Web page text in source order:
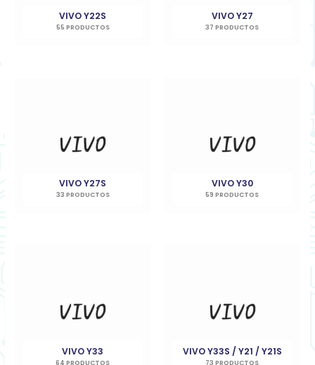
VIVO Y22S
55 PRODUCTOS
VIVO Y27
37 PRODUCTOS
VIVO Y27S
33 PRODUCTOS
VIVO Y30
59 PRODUCTOS
VIVO Y33
64 PRODUCTOS
VIVO Y33S / Y21 / Y21S
73 PRODUCTOS